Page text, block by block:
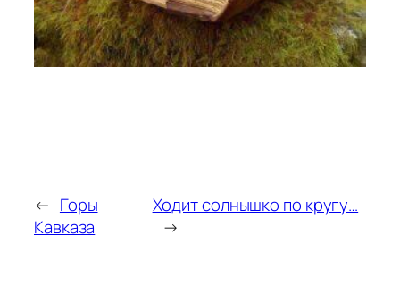
← Горы
Кавказа
Ходит солнышко по кругу…
→